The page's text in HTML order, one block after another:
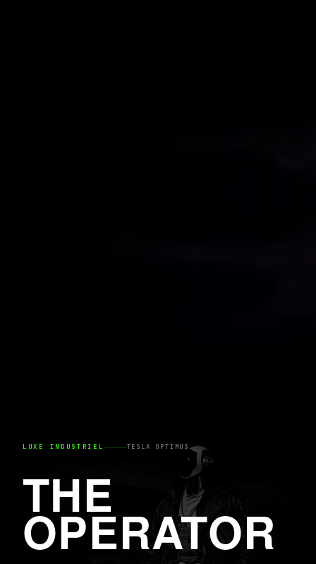
LUXE INDUSTRIEL TESLA OPTIMUS
THE
OPERATOR